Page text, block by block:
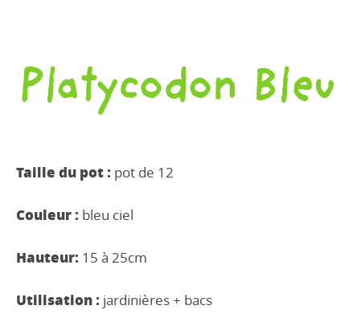
Platycodon Bleu
Taille du pot : pot de 12
Couleur : bleu ciel
Hauteur: 15 à 25cm
Utilisation : jardinières + bacs